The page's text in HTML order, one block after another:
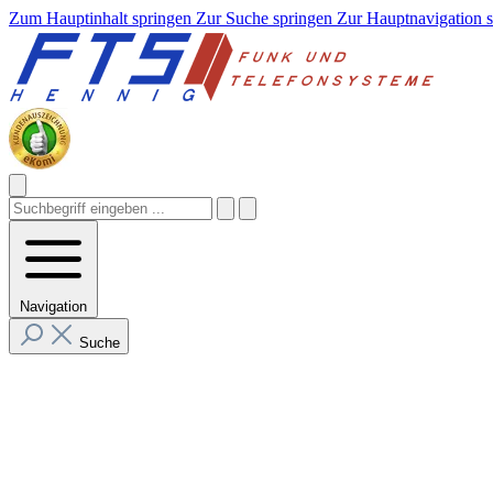
Zum Hauptinhalt springen Zur Suche springen Zur Hauptnavigation
Navigation
Suche